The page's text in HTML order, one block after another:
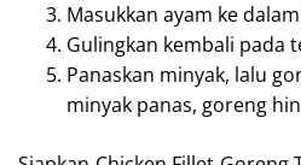
Masukkan ayam ke
Gulingkan kembali pada
Panaskan minyak, lalu
minyak panas, goreng